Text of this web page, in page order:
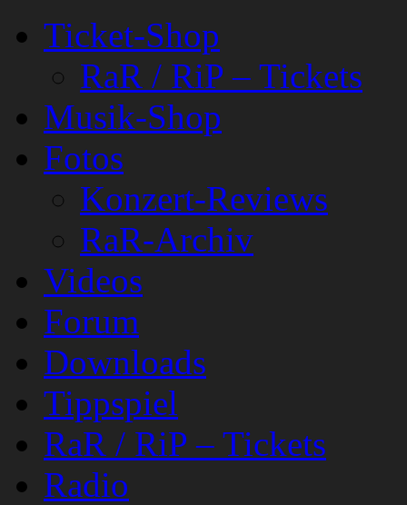
Ticket-Shop
RaR / RiP – Tickets
Musik-Shop
Fotos
Konzert-Reviews
RaR-Archiv
Videos
Forum
Downloads
Tippspiel
RaR / RiP – Tickets
Radio